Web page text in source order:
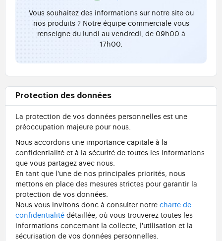
Vous souhaitez des informations sur notre site ou
nos produits ? Notre équipe commerciale vous
renseigne du lundi au vendredi, de 09h00 à
17h00.
Protection des données
La protection de vos données personnelles est une
préoccupation majeure pour nous.
Nous accordons une importance capitale à la
confidentialité et à la sécurité de toutes les informations
que vous partagez avec nous.
En tant que l'une de nos principales priorités, nous
mettons en place des mesures strictes pour garantir la
protection de vos données.
Nous vous invitons donc à consulter notre charte de
confidentialité détaillée, où vous trouverez toutes les
informations concernant la collecte, l'utilisation et la
sécurisation de vos données personnelles.